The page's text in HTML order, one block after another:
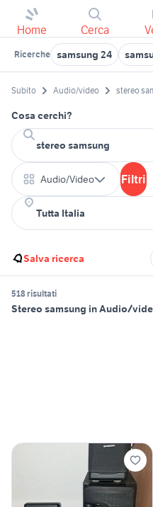
Home Cerca
Ricerche samsung 24
Subito Audio/video stereo
Cosa cerchi?
Audio/Video Filtri
Salva ricerca
518 risultati
Stereo samsung in Audio/